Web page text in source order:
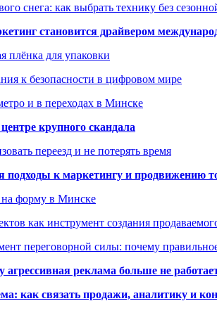
снега: как выбрать технику без
становится драйвером
плёнка для упаковки
к безопасности в цифровом мире
и в переходах в Минске
крупного скандала
переезд и не потерять время
подходы к маркетингу и продвижению
форму в Минске
как инструмент создания
переговорной силы: почему
агрессивная реклама больше не
как связать продажи, аналитику и